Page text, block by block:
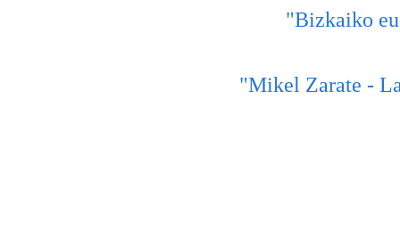
"Bizkaiko
"Mikel Zarate -